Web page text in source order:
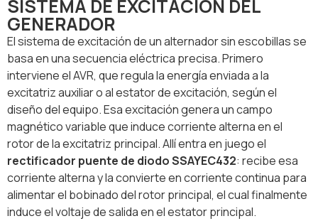
SISTEMA DE EXCITACIÓN DEL
GENERADOR
El sistema de excitación de un alternador sin escobillas se
basa en una secuencia eléctrica precisa. Primero
interviene el AVR, que regula la energía enviada a la
excitatriz auxiliar o al estator de excitación, según el
diseño del equipo. Esa excitación genera un campo
magnético variable que induce corriente alterna en el
rotor de la excitatriz principal. Allí entra en juego el
rectificador puente de diodo SSAYEC432: recibe esa
corriente alterna y la convierte en corriente continua para
alimentar el bobinado del rotor principal, el cual finalmente
induce el voltaje de salida en el estator principal.